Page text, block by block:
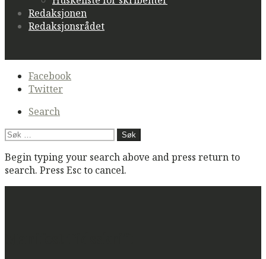
Redaksjonen
Redaksjonsrådet
Secondary
navigation
Facebook
Twitter
Search
Søk
Begin typing your search above and press return to
search. Press Esc to cancel.